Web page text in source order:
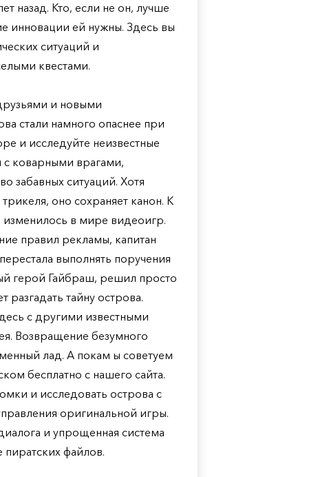
назад. Кто, если не он, лучше
инновации ей нужны. Здесь вы
ситуаций и
квестами.
и новыми
стали намного опаснее при
и исследуйте неизвестные
с коварными врагами,
забавных ситуаций. Хотя
оно сохраняет канон. К
изменилось в мире видеоигр.
правил рекламы, капитан
выполнять поручения
герой Гайбраш, решил просто
тайну острова.
с другими известными
Возвращение безумного
лад. А покам ы советуем
бесплатно с нашего сайта.
и исследовать острова с
оригинальной игры.
и упрощенная система
файлов.